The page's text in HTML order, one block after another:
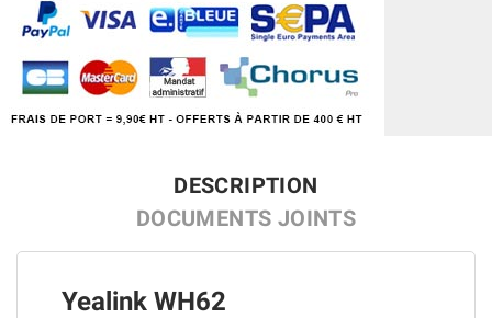
DESCRIPTION
DOCUMENTS JOINTS
Yealink WH62